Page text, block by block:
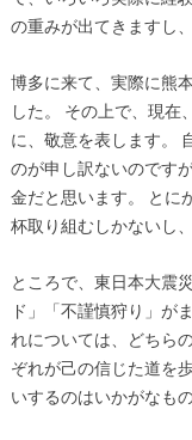
の重みが出てきますし
博多に来て、実際に熊
した。 その上で、現在
に、敬意を表します。
のが申し訳ないのです
金だと思います。 とに
杯取り組むしかないし
ところで、東日本大震
ド」「不謹慎狩り」が
れについては、どちら
ぞれが己の信じた道を
いするのはいかがなも